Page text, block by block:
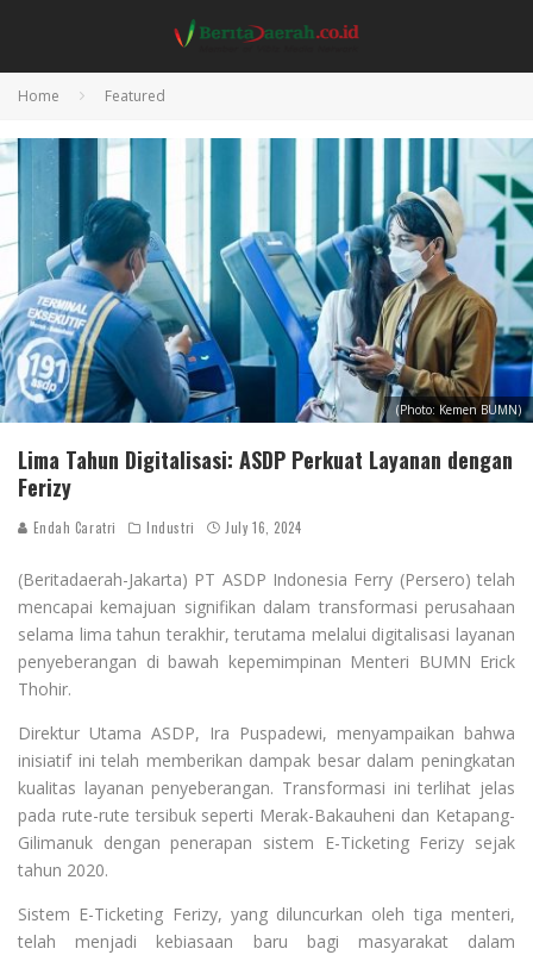
Home Featured
(Photo: Kemen BUMN)
Lima Tahun Digitalisasi: ASDP Perkuat Layanan dengan
Ferizy
Endah Caratri Industri July 16, 2024
(Beritadaerah-Jakarta) PT ASDP Indonesia Ferry (Persero) telah
mencapai kemajuan signifikan dalam transformasi perusahaan
selama lima tahun terakhir, terutama melalui digitalisasi layanan
penyeberangan di bawah kepemimpinan Menteri BUMN Erick
Thohir.
Direktur Utama ASDP, Ira Puspadewi, menyampaikan bahwa
inisiatif ini telah memberikan dampak besar dalam peningkatan
kualitas layanan penyeberangan. Transformasi ini terlihat jelas
pada rute-rute tersibuk seperti Merak-Bakauheni dan Ketapang-
Gilimanuk dengan penerapan sistem E-Ticketing Ferizy sejak
tahun 2020.
Sistem E-Ticketing Ferizy, yang diluncurkan oleh tiga menteri,
telah menjadi kebiasaan baru bagi masyarakat dalam